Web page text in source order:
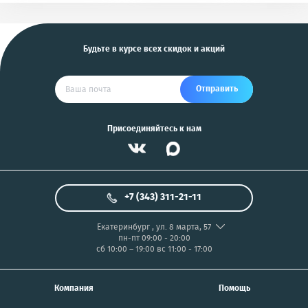
Будьте в курсе всех скидок и акций
Отправить
Присоединяйтесь к нам
Помощь
Компания
+7 (343) 311-21-11
Екатеринбург, ул. 8 марта, 57
пн-пт 09:00 - 20:00
сб 10:00 – 19:00 вс 11:00 - 17:00